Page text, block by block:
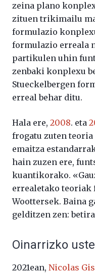
zeina plano
zituen trikimailu
formulazio
formulazio erreala
partikulen uhin
zenbaki konplexu
Stueckelbergen
erreal behar ditu.
Hala ere, 2008. eta
frogatu zuten
emaitza
hain zuzen ere,
kuantikorako.
errealetako teoriak
Woottersek. Baina
gelditzen zen:
Oinarrizko
2021ean, Nicolas